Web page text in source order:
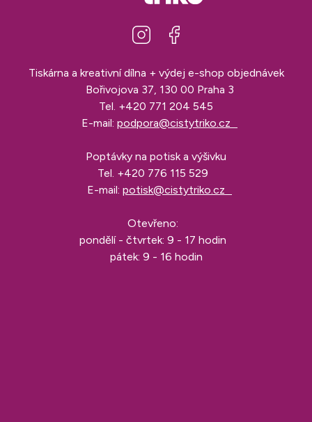
Tiskárna a kreativní dílna + výdej e-shop objednávek
Bořivojova 37, 130 00 Praha 3
Tel. +420 771 204 545
E-mail: podpora@cistytriko.cz
Poptávky na potisk a výšivku
Tel. +420 776 115 529
E-mail: potisk@cistytriko.cz
Otevřeno:
pondělí - čtvrtek: 9 - 17 hodin
pátek: 9 - 16 hodin